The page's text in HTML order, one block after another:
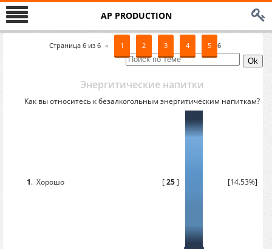
AP PRODUCTION
Страница 6 из 6 « 1 2 3 4 5 6
Энергитические напитки
Как вы относитесь к безалкогольным энергитическим напиткам?
1. Хорошо [25] [14.53%]